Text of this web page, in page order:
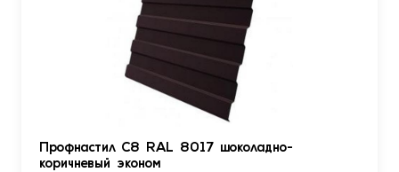
Профнастил С8 RAL 8017 шоколадно-
коричневый эконом